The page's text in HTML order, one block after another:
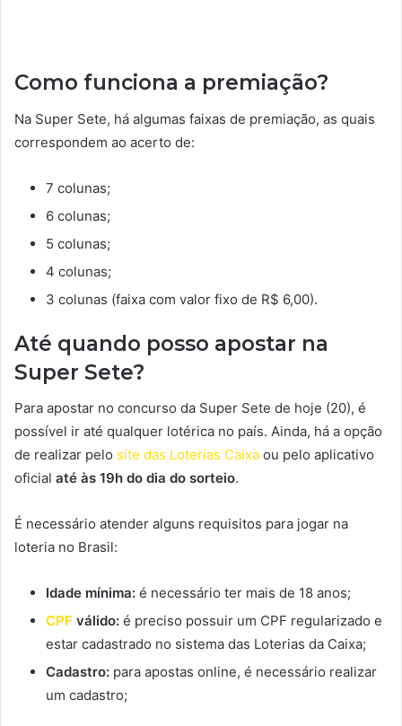
Como funciona a premiação?
Na Super Sete, há algumas faixas de premiação, as quais
correspondem ao acerto de:
7 colunas;
6 colunas;
5 colunas;
4 colunas;
3 colunas (faixa com valor fixo de R$ 6,00).
Até quando posso apostar na
Super Sete?
Para apostar no concurso da Super Sete de hoje (20), é
possível ir até qualquer lotérica no país. Ainda, há a opção
de realizar pelo site das Loterias Caixa ou pelo aplicativo
oficial até às 19h do dia do sorteio.
É necessário atender alguns requisitos para jogar na
loteria no Brasil:
Idade mínima: é necessário ter mais de 18 anos;
CPF válido: é preciso possuir um CPF regularizado e
estar cadastrado no sistema das Loterias da Caixa;
Cadastro: para apostas online, é necessário realizar
um cadastro;